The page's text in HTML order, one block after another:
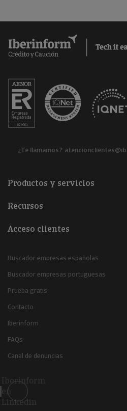
¿Te llamamos?
Productos y servicios
Recursos
Acceso clientes
Buscador empresas españolas
Buscador empresas portuguesas
Prueba gratis
Contacto
Iberinform
FAQs
Canal de denuncias
Iberinform
en
Linkedin